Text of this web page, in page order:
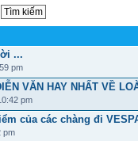
...
pm
VĂN HAY NHẤT VỀ
pm
của các chàng đi
pm